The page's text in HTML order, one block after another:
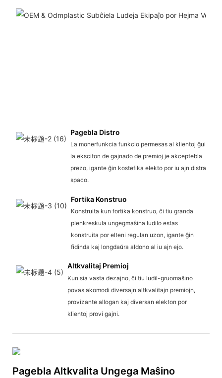
Pagebla Distro
La monerfunkcia funkcio permesas al klientoj ĝui
la eksciton de gajnado de premioj je akceptebla
prezo, igante ĝin kostefika elekto por iu ajn distra
spaco.
Fortika Konstruo
Konstruita kun fortika konstruo, ĉi tiu granda
plenkreskula ungegmaŝina ludilo estas
konstruita por elteni regulan uzon, igante ĝin
fidinda kaj longdaŭra aldono al iu ajn ejo.
Altkvalitaj Premioj
Kun sia vasta dezajno, ĉi tiu ludil-gruomaŝino
povas akomodi diversajn altkvalitajn premiojn,
provizante allogan kaj diversan elekton por
klientoj provi gajni.
Pagebla Altkvalita Ungega Maŝino